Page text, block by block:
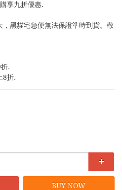
享九折優惠.
黑貓宅急便無法保證準時到貨。敬
.
8折.
BUY NOW